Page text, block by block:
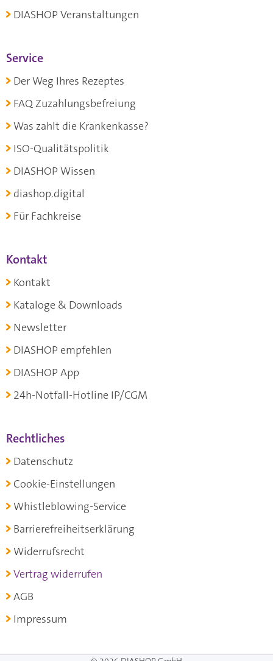
DIASHOP Veranstaltungen
Service
Der Weg Ihres Rezeptes
FAQ Zuzahlungsbefreiung
Was zahlt die Krankenkasse?
ISO-Qualitätspolitik
DIASHOP Wissen
diashop.digital
Für Fachkreise
Kontakt
Kontakt
Kataloge & Downloads
Newsletter
DIASHOP empfehlen
DIASHOP App
24h-Notfall-Hotline IP/CGM
Rechtliches
Datenschutz
Cookie-Einstellungen
Whistleblowing-Service
Barrierefreiheitserklärung
Widerrufsrecht
Vertrag widerrufen
AGB
Impressum